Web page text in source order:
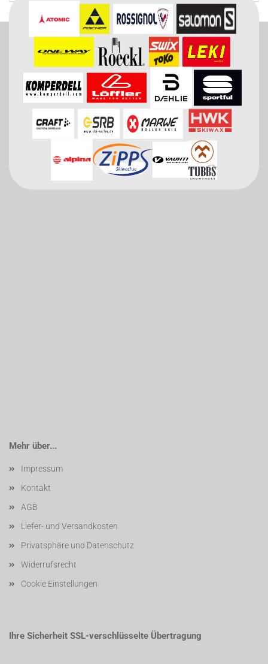
Mehr über...
Impressum
Kontakt
AGB
Liefer- und Versandkosten
Privatsphäre und Datenschutz
Widerrufsrecht
Cookie Einstellungen
Ihre Sicherheit SSL-verschlüsselte Übertragung